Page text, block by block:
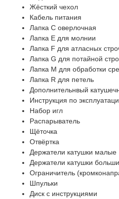
Жёсткий чехол
Кабель питания
Лапка С оверлочная
Лапка E для молнии
Лапка F для атласных
Лапка G для потайной
Лапка M для обработки
Лапка R для петель
Дополнительнвый
Инструкция по
Набор игл
Распарыватель
Щёточка
Отвёртка
Держатели катушки малые
Держатели катушки
Ограничитель
Шпульки
Диск с инструкциями